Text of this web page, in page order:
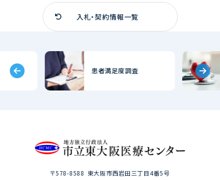
入札・契約情報一覧
患者満足度調査
〒578-8588 東大阪市西岩田三丁目4番5号